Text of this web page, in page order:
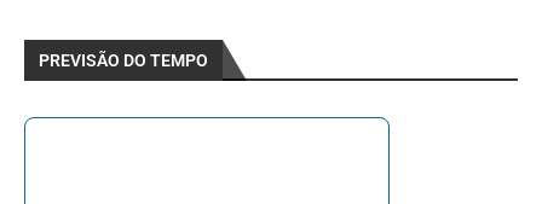
PREVISÃO DO TEMPO